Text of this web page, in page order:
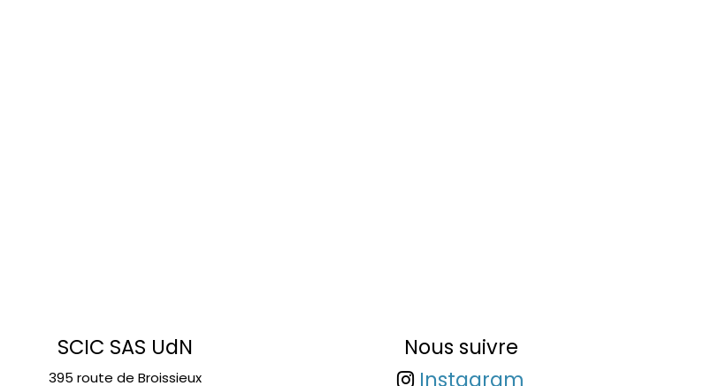
SCIC SAS UdN
395 route de Broissieux
Nous suivre
Instagram